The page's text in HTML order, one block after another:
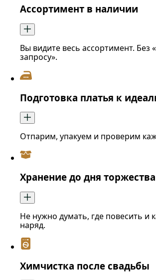
Ассортимент в наличии
Вы видите весь ассортимент. Без
запросу».
Подготовка платья к
Отпарим, упакуем и проверим
Хранение до дня торжества
Не нужно думать, где повесить и
наряд.
Химчистка после свадьбы